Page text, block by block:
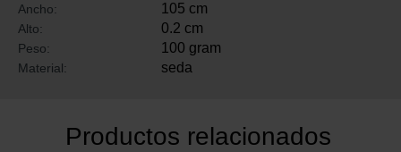
Ancho: 105 cm
Alto: 0.2 cm
Peso: 100 gram
Material: seda
Productos relacionados